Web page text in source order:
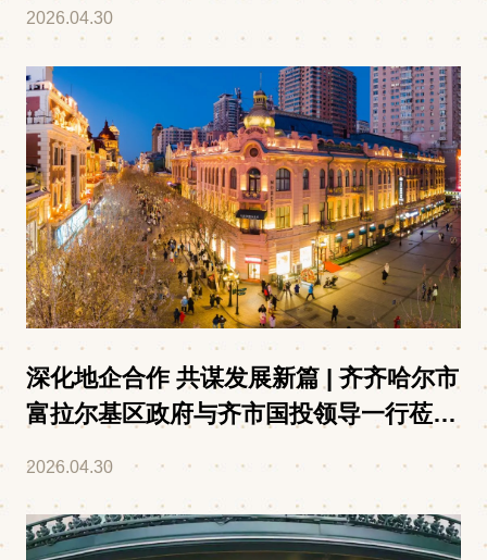
2026.04.30
深化地企合作 共谋发展新篇 | 齐齐哈尔市
富拉尔基区政府与齐市国投领导一行莅临
2026.04.30